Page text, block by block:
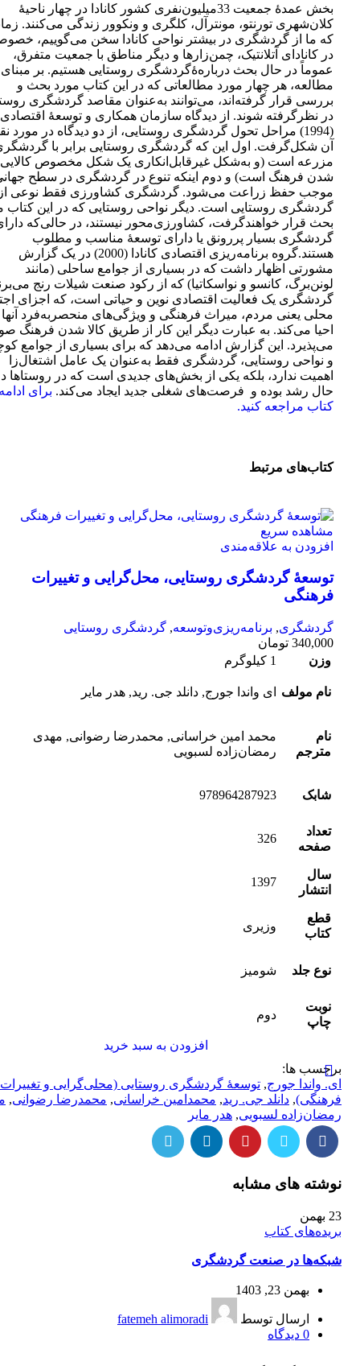
بخش عمدۀ جمعیت 33میلیون‌نفری کشور کانادا در چهار ناحیۀ
کلان‌شهری تورنتو، مونترآل، کلگری و ونکوور زندگی می‌کنند.
که ما از‌‌‌ گردشگری‌‌‌ در بیشتر نواحی کانادا سخن می‌گوییم،
در کانادای آتلانتیک، چمن‌زارها و دیگر مناطق با جمعیت متفرق،
عموماً در حال بحث درباره‌‌‌ۀگردشگری‌‌‌ روستایی هستیم. بر مبنای
مطالعه، هر چهار مورد مطالعاتی که در این کتاب مورد بحث و
بررسی قرار ‌‌‌‌گرفته‌اند، می‌توانند به‌عنوان مقاصد‌‌‌ گردشگری‌‌‌
در نظر‌‌‌‌گرفته شوند. از دیدگاه سازمان همکاری و توسعۀ اقتصادی
(‌1994) مراحل تحول‌‌‌ گردشگری‌‌‌ روستایی، از دو دیدگاه در مورد
آن شکل‌‌‌‌گرفت. اول این که‌‌‌ گردشگری‌‌‌ روستایی برابر با‌‌‌
مزرعه است (‌و به‌شکل غیرقابل‌انکاری یک شکل مخصوص کالایی
شدن فرهنگ است) و دوم اینکه تنوع در‌‌‌ گردشگری‌‌‌ در سطح
موجب حفظ زراعت می‌شود.‌‌‌ گردشگری‌‌‌ کشاورزی فقط نوعی
گردشگری‌‌‌ روستایی است. دیگر نواحی روستایی که در این کتاب
بحث قرار خواهند‌‌‌‌گرفت، کشاورزی‌محور نیستند، در حالی‌که
گردشگری‌‌‌ بسیار پررونق یا دارای توسعۀ مناسب و مطلوب
هستند.‌‌‌‌گروه برنامه‌ریزی اقتصادی کانادا (2000) در یک گزارش
مشورتی اظهار داشت که در بسیاری از جوامع ساحلی (‌مانند
لونن‌برگ، کانسو و نواسکاتیا) که از رکود صنعت شیلات رنج
گردشگری‌‌‌ یک فعالیت اقتصادی نوین و حیاتی است، که اجزای
محلی یعنی مردم، میراث فرهنگی و ویژگی‌های منحصربه‌فرد آنها
احیا می‌کند. به عبارت دیگر این کار از طریق کالا شدن فرهنگ
می‌پذیرد. این گزارش ادامه می‌دهد که برای بسیاری از جوامع
و نواحی روستایی،‌‌‌ گردشگری‌‌‌ فقط به‌عنوان یک عامل اشتغال‌زا
اهمیت ندارد، بلکه یکی از بخش‌های جدیدی است که در روستاها
حال رشد بوده و فرصت‌های شغلی جدید ایجاد می‌کند. برای
کتاب مراجعه کنید.
کتاب‌های مرتبط
مشاهده سریع
افزودن به علاقه‌مندی
توسعۀ گردشگری روستایی، محل‌گرایی و تغییرات
فرهنگی
گردشگری, برنامه‌ریزی‌وتوسعه, گردشگری روستایی
340,000 تومان
وزن
1 کیلوگرم
نام مولف ای واندا جورج, دانلد جی. رید, هدر مایر
نام
مترجم
محمد امین خراسانی, محمدرضا رضوانی, مهدی
رمضان‌زاده لسبویی
شابک 978964287923
تعداد
صفحه
326
سال
انتشار
1397
قطع
کتاب
وزیری
نوع جلد شومیز
نوبت
چاپ
دوم
افزودن به سبد خرید
برچسب ها:
ای. واندا جورج, توسعۀ گردشگری روستایی (محلی‌گرایی و تغییرات
فرهنگی), دانلد جی. رید, محمدامین خراسانی, محمدرضا رضوانی,
رمضان‌زاده لسبویی, هدر مایر
نوشته های مشابه
23 بهمن
بریده‌های کتاب
شبکه‌ها در صنعت گردشگری
بهمن 23, 1403
ارسال توسط
fatemeh alimoradi
0 دیدگاه